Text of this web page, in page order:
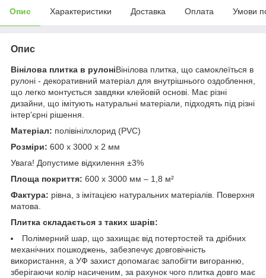
Опис Характеристики Доставка Оплата Умови
Опис
Вінілова плитка в рулоніВінілова плитка, що самоклеїться в
рулоні - декоративний матеріал для внутрішнього оздоблення,
що легко монтується завдяки клейовій основі. Має різні
дизайни, що імітують натуральні матеріали, підходять під різні
інтер'єрні рішення.
Матеріал: полівінілхлорид (PVC)
Розміри: 600 х 3000 х 2 мм
Увага! Допустиме відхилення ±3%
Площа покриття: 600 х 3000 мм – 1,8 м²
Фактура: рівна, з імітацією натуральних матеріалів. Поверхня
матова.
Плитка складається з таких шарів:
Полімерний шар, що захищає від потертостей та дрібних
механічних пошкоджень, забезпечує довговічність
використання, а УФ захист допомагає запобігти вигоранню,
зберігаючи колір насиченим, за рахунок чого плитка довго має